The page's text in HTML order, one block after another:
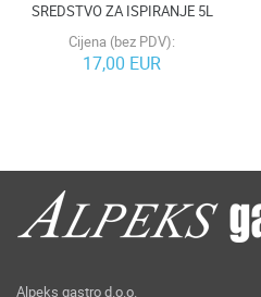
SREDSTVO ZA ISPIRANJE 5L
Cijena (bez PDV):
17,00 EUR
Alpeks gastro d.o.o.